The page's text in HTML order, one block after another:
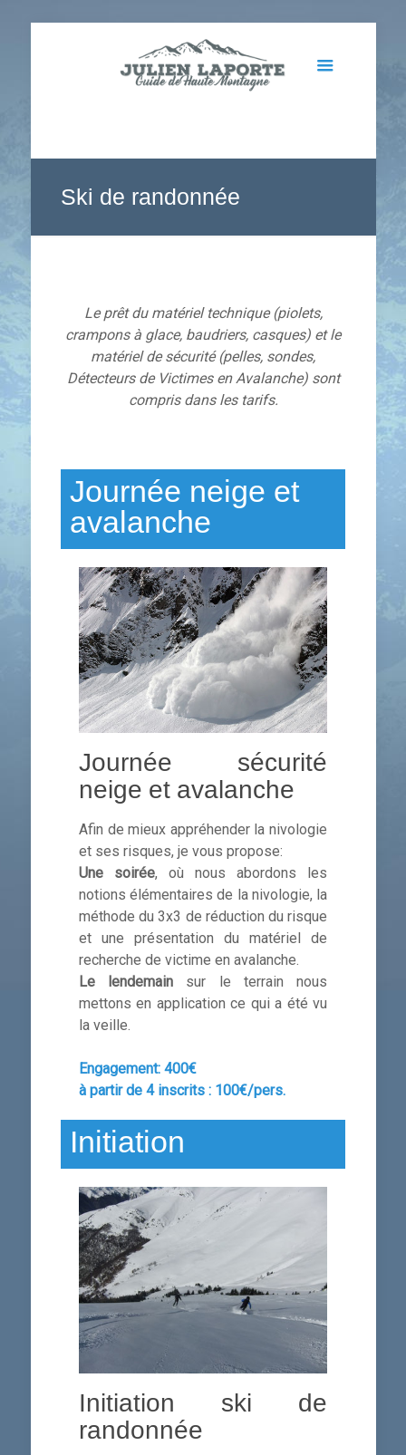
Ski de randonnée
Le prêt du matériel technique (piolets,
crampons à glace, baudriers, casques) et le
matériel de sécurité (pelles, sondes,
Détecteurs de Victimes en Avalanche) sont
compris dans les tarifs.
Journée neige et
avalanche
Journée sécurité
neige et avalanche
Afin de mieux appréhender la nivologie
et ses risques, je vous propose:
Une soirée, où nous abordons les
notions élémentaires de la nivologie, la
méthode du 3x3 de réduction du risque
et une présentation du matériel de
recherche de victime en avalanche.
Le lendemain sur le terrain nous
mettons en application ce qui a été vu
la veille.
Engagement: 400€
à partir de 4 inscrits : 100€/pers.
Initiation
Initiation ski de
randonnée